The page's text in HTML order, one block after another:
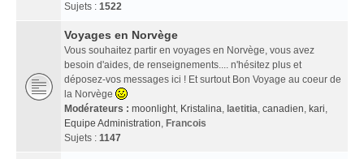
Sujets : 1522
Voyages en Norvège
Vous souhaitez partir en voyages en Norvège, vous avez
besoin d'aides, de renseignements.... n'hésitez plus et
déposez-vos messages ici ! Et surtout Bon Voyage au coeur de
la Norvège
Modérateurs : moonlight, Kristalina, laetitia, canadien, kari,
Equipe Administration, Francois
Sujets : 1147